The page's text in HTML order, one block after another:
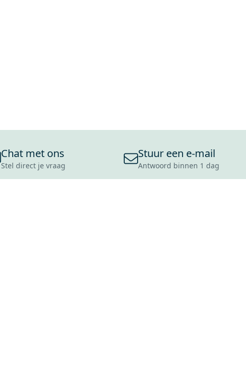
Chat met ons
Stel direct je vraag
Stuur een e-mail
Antwoord binnen 1 dag